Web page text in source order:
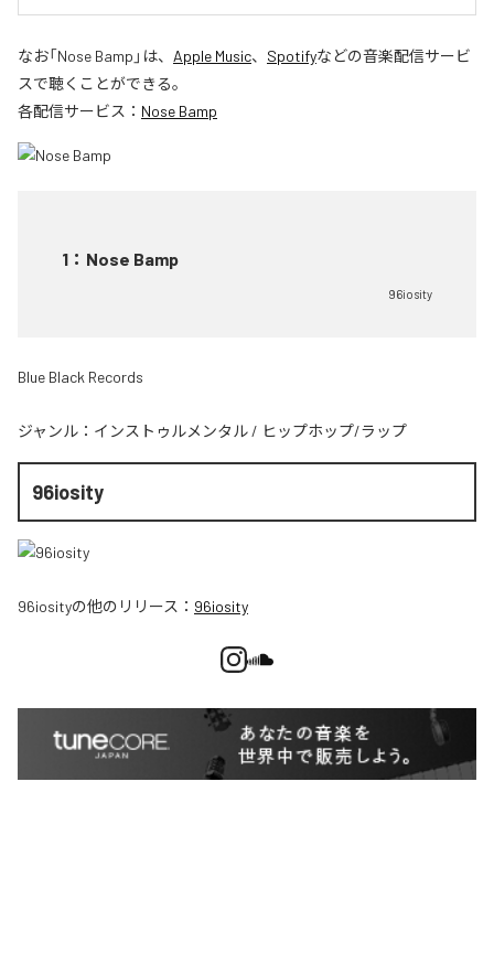
なお「Nose Bamp 」は、 Apple Music、 Spotifyなどの音楽配信サービ
スで聴くことができる。
各配信サービス： Nose Bamp
1 ： Nose Bamp
96iosity
Blue Black Records
ジャンル： インストゥルメンタル / ヒップホップ/ラップ
96iosity
96iosityの他のリリース： 96iosity